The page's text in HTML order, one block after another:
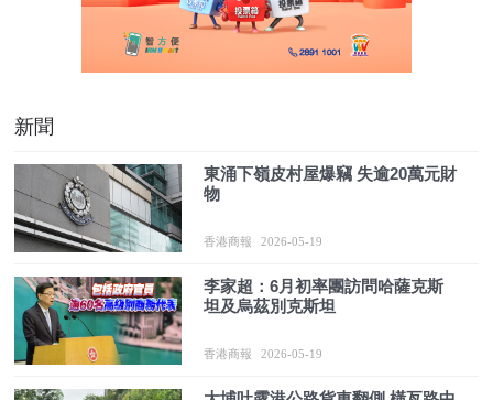
新聞
東涌下嶺皮村屋爆竊 失逾20萬元財
物
香港商報 2026-05-19
李家超：6月初率團訪問哈薩克斯
坦及烏茲別克斯坦
香港商報 2026-05-19